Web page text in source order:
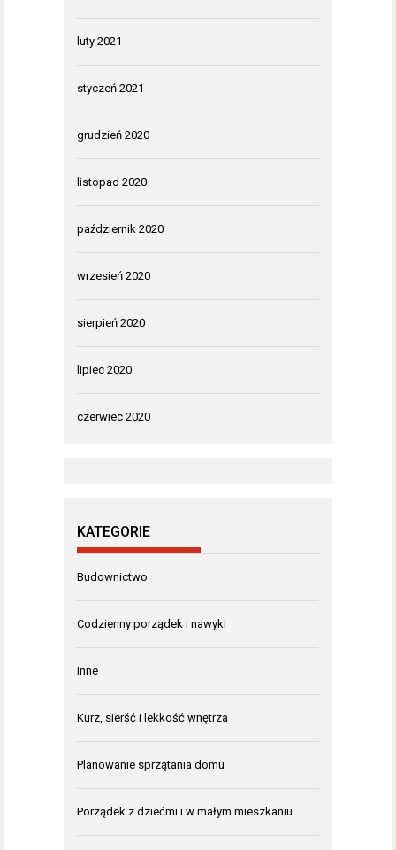
luty 2021
styczeń 2021
grudzień 2020
listopad 2020
październik 2020
wrzesień 2020
sierpień 2020
lipiec 2020
czerwiec 2020
KATEGORIE
Budownictwo
Codzienny porządek i nawyki
Inne
Kurz, sierść i lekkość wnętrza
Planowanie sprzątania domu
Porządek z dziećmi i w małym mieszkaniu